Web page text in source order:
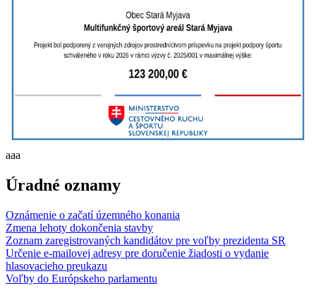
aaa
Úradné oznamy
Oznámenie o začatí územného konania
Zmena lehoty dokončenia stavby
Zoznam zaregistrovaných kandidátov pre voľby prezidenta SR
Určenie e-mailovej adresy pre doručenie žiadosti o vydanie
hlasovacieho preukazu
Voľby do Európskeho parlamentu